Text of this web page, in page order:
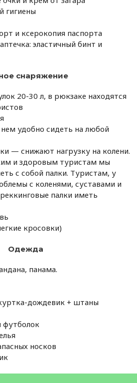
гигиены
и ксерокопия паспорта
эластичный бинт и
снаряжение
20-30 л, в рюкзаке находятся
удобно сидеть на любой
— снижают нагрузку на колени.
и здоровым туристам мы
с собой палки. Туристам, у
с коленями, суставами и
палки иметь
кросовки)
Одежда
панама.
дождевик + штаны
носков